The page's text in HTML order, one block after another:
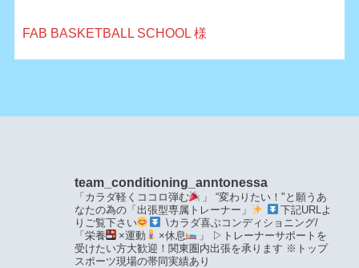
FAB BASKETBALL SCHOOL 様
team_conditioning_anntonessa
「カラダ軽くココロ弾む 」
“変わりたい！"と願うあ
なたの為の「出張型専属トレーナー」
下記URLよ
りご覧下さい
\カラダ喜ぶコンディショニング/
「栄養
×運動 ×休息 」
▷トレーナーサポートを
受けたい方大歓迎！関東圏内出張を承ります ※トップ
スポーツ現場の帯同実績あり